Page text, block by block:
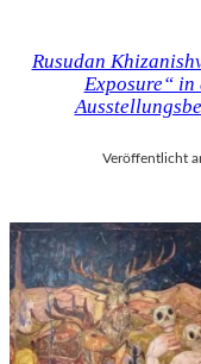
Rusudan
Exposure“
Veröffentlicht